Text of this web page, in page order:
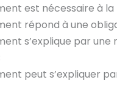
est nécessaire à
répond à une
s’explique par
peut s’expliquer